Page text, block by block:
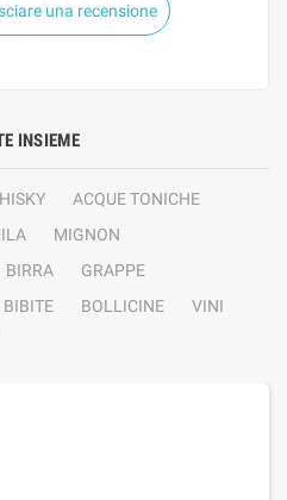
una recensione
INSIEME
ACQUE TONICHE
MIGNON
BIRRA
GRAPPE
BIBITE BOLLICINE
VINI